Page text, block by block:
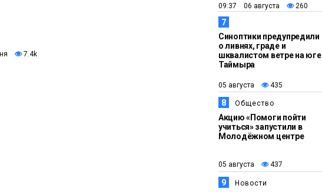
7.4k
09:37 06 августа 260
7
Синоптики предупредили
о ливнях, граде и
шквалистом ветре на юге
Таймыра
05 августа 435
8 Общество
Акцию «Помоги пойти
учиться» запустили в
Молодёжном центре
05 августа 437
9 Новости